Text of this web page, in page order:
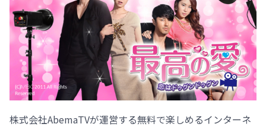
株式会社AbemaTVが運営する無料で楽しめるインターネ